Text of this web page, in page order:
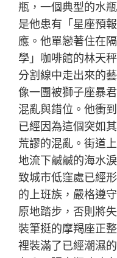
瓶，一個典型的水
是他患有「星座預
應。他單戀著住在
學」咖啡館的林天
分割線中走出來的
像一團被獅子座暴
混亂與錯位。他衝
已經因為這個突如
荒謬的混亂。街道
地流下鹹鹹的海水
致城市低窪處已經
的上班族，嚴格遵
原地踏步，否則將
裝筆挺的摩羯座正
裡裝滿了已經潮濕